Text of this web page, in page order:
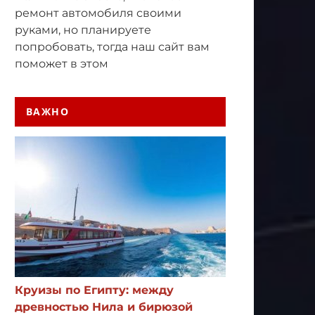
ремонт автомобиля своими
руками, но планируете
попробовать, тогда наш сайт вам
поможет в этом
ВАЖНО
Круизы по Египту: между
древностью Нила и бирюзой